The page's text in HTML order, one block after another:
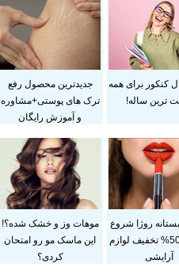
کنکور برای همه
ترین ساله!
جدیدترین محصول رفع
ترک های پوستی+مشاوره
و آموزش رایگان
روژا شروع
شد◀تا 50% تخفیف لوازم
آرایشی
موهات وز و خشک شده؟!
این ماسک مو رو امتحان
کردی؟